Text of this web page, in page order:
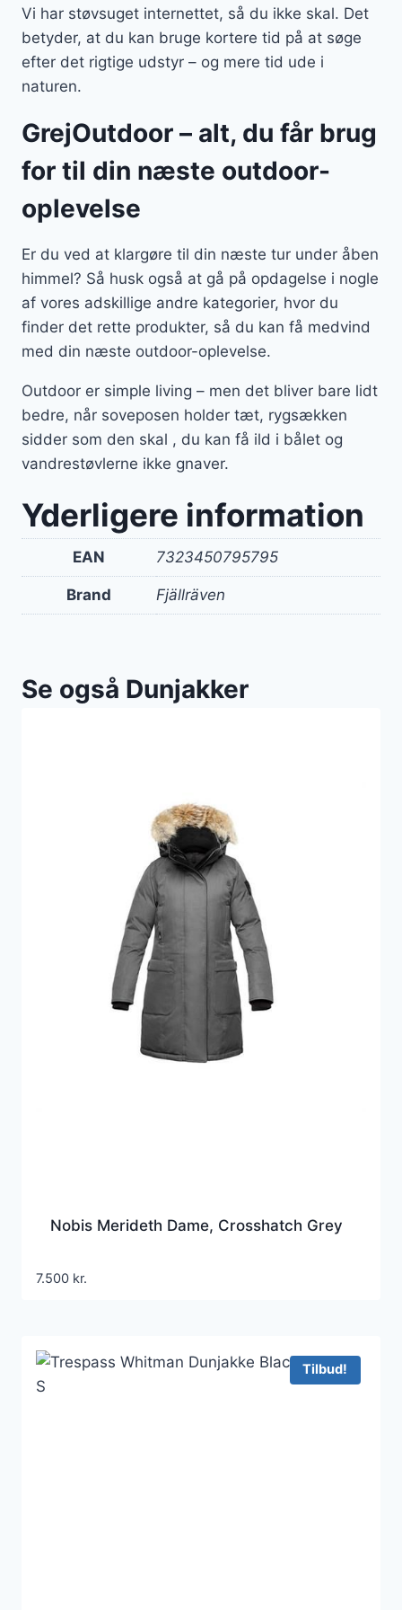
Vi har støvsuget internettet, så du ikke skal. Det
betyder, at du kan bruge kortere tid på at søge
efter det rigtige udstyr – og mere tid ude i
naturen.
GrejOutdoor – alt, du får brug
for til din næste outdoor-
oplevelse
Er du ved at klargøre til din næste tur under åben
himmel? Så husk også at gå på opdagelse i nogle
af vores adskillige andre kategorier, hvor du
finder det rette produkter, så du kan få medvind
med din næste outdoor-oplevelse.
Outdoor er simple living – men det bliver bare lidt
bedre, når soveposen holder tæt, rygsækken
sidder som den skal , du kan få ild i bålet og
vandrestøvlerne ikke gnaver.
Yderligere information
EAN 7323450795795
Brand Fjällräven
Se også Dunjakker
Nobis Merideth Dame, Crosshatch Grey
7.500 kr.
Tilbud!